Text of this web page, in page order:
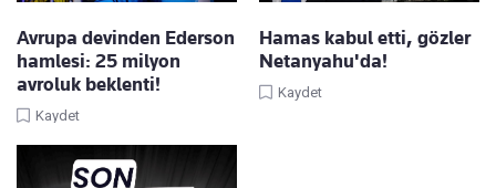
Avrupa devinden Ederson
hamlesi: 25 milyon
avroluk beklenti!
Kaydet
Hamas kabul etti, gözler
Netanyahu'da!
Kaydet